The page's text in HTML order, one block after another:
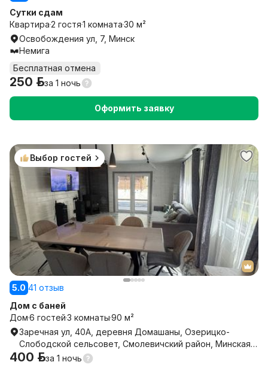
Сутки сдам
Квартира2 гостя1 комната30 м²
Освобождения ул, 7, Минск
Немига
Бесплатная отмена
250 р.за 1 ночь
Оформить заявку
Выбор гостей
5.0 41 отзыв
Дом с баней
Дом6 гостей3 комнаты90 м²
Заречная ул, 40А, деревня Домашаны, Озерицко-
Слободской сельсовет, Смолевичский район, Минская
область
400 р.за 1 ночь